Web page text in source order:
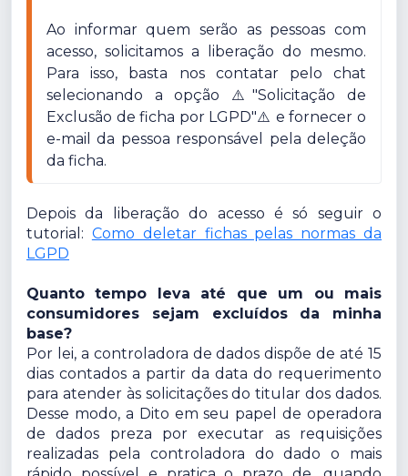
Ao informar quem serão as pessoas com
acesso, solicitamos a liberação do mesmo.
Para isso, basta nos contatar pelo chat
selecionando a opção ⚠️"Solicitação de
Exclusão de ficha por LGPD"⚠️ e fornecer o
e-mail da pessoa responsável pela deleção
da ficha.
Depois da liberação do acesso é só seguir o
tutorial: Como deletar fichas pelas normas da
LGPD
Quanto tempo leva até que um ou mais
consumidores sejam excluídos da minha
base?
Por lei, a controladora de dados dispõe de até 15
dias contados a partir da data do requerimento
para atender às solicitações do titular dos dados.
Desse modo, a Dito em seu papel de operadora
de dados preza por executar as requisições
realizadas pela controladora do dado o mais